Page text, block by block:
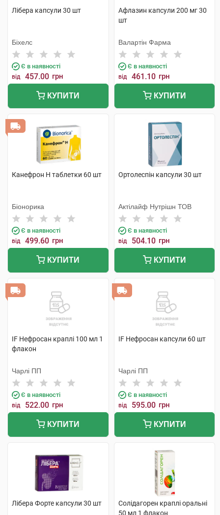
Лібера капсули 30 шт
Біхелс
Є в наявності
від 457.00 грн
КУПИТИ
Афлазин капсули 200 мг 30
шт
Валартін Фарма
Є в наявності
від 461.10 грн
КУПИТИ
Канефрон H таблетки 60 шт
Біонорика
Є в наявності
від 499.60 грн
КУПИТИ
Ортолеспін капсули 30 шт
Актілайф Нутрішн ТОВ
Є в наявності
від 504.10 грн
КУПИТИ
IF Нефросан краплі 100 мл 1
флакон
Чарлі ПП
Є в наявності
від 522.00 грн
КУПИТИ
IF Нефросан капсули 60 шт
Чарлі ПП
Є в наявності
від 595.00 грн
КУПИТИ
Лібера Форте капсули 30 шт
Солідагорен краплі оральні
50 мл 1 флакон